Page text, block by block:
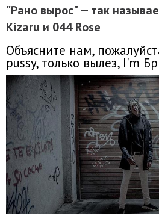
"Рано вырос" — так
Kizaru и 044 Rose
Объясните нам,
pussy, только вылез, I'm